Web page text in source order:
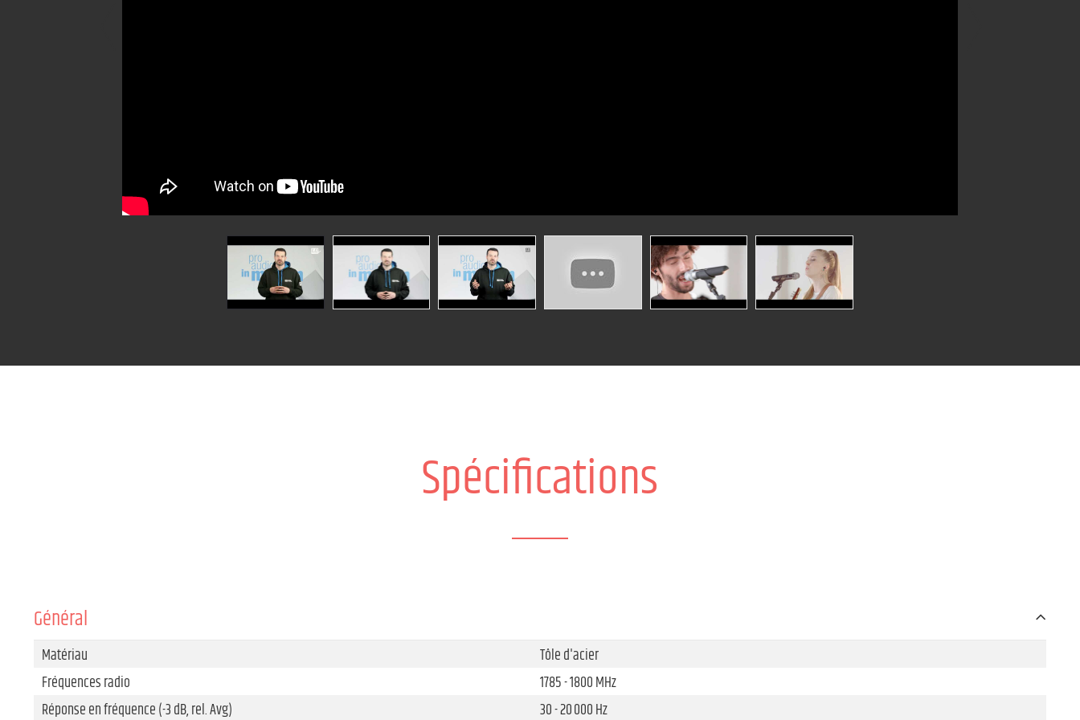
Spécifications
Général
Matériau
Tôle d'acier
Fréquences radio
1785 - 1800 MHz
Réponse en fréquence (-3 dB, rel. Avg)
30 - 20 000 Hz